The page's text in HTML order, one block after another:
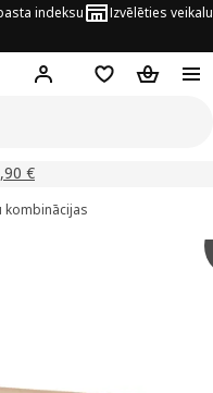
indeksu Izvēlēties veikalu
Hej! Pierakstīties
PirkumuPirkumu
€
kombinācijas